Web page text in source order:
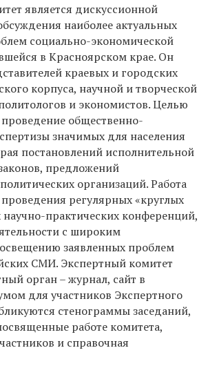
является дискуссионной
наиболее актуальных
социально-экономической
в Красноярском крае. Он
краевых и городских
корпуса, научной и творческой
и экономистов. Целью
общественно-
значимых для населения
постановлений исполнительной
предложений
организаций. Работа
регулярных «круглых
научно-практических конференций,
с широким
заявленных проблем
СМИ. Экспертный комитет
орган – журнал, сайт в
для участников Экспертного
стенограммы заседаний,
работе комитета,
и справочная